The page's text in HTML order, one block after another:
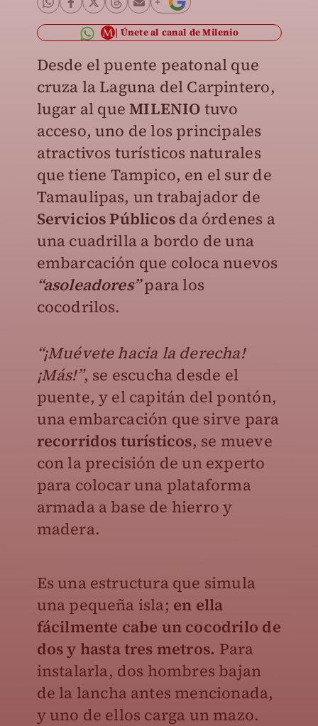
Únete al canal de Milenio
Desde el puente peatonal que
cruza la Laguna del Carpintero,
lugar al queMILENIO tuvo
acceso, uno de los principales
atractivos turísticos naturales
que tiene Tampico, en el sur de
Tamaulipas, un trabajador de
Servicios Públicos da órdenes a
una cuadrilla a bordo de una
embarcación que coloca nuevos
“asoleadores”para los
cocodrilos.
“¡Muévete hacia la derecha!
¡Más!”, se escucha desde el
puente, y el capitán del pontón,
una embarcación que sirve para
recorridos turísticos, se mueve
con la precisión de un experto
para colocar una plataforma
armada a base de hierro y
madera.
Es una estructura que simula
una pequeña isla; en ella
fácilmente cabe un cocodrilo de
dos y hasta tres metros. Para
instalarla, dos hombres bajan
de la lancha antes mencionada,
y uno de ellos carga un mazo.